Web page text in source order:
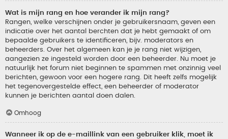
Wat is mijn rang en hoe verander ik mijn rang?
Rangen, welke verschijnen onder je gebruikersnaam, geven een
indicatie over het aantal berchten dat je hebt gemaakt of om
bepaalde gebruikers te identificeren, bijv. moderators en
beheerders. Over het algemeen kan je je rang niet wijzigen,
aangezien ze ingesteld worden door een beheerder. Nu moet je
natuurlijk het forum niet beginnen te spammen met onzinnig veel
berichten, gewoon voor een hogere rang. Dit heeft zelfs mogelijk
het tegenovergestelde effect, een beheerder of moderator
kunnen je berichten aantal doen dalen.
Omhoog
Wanneer ik op de e-maillink van een gebruiker klik, moet ik